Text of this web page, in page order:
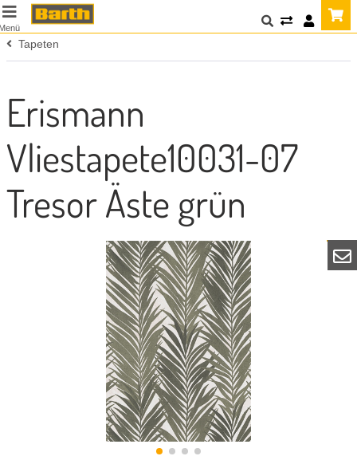
Tapeten
Erismann
Vliestapete10031-07
Tresor Äste grün